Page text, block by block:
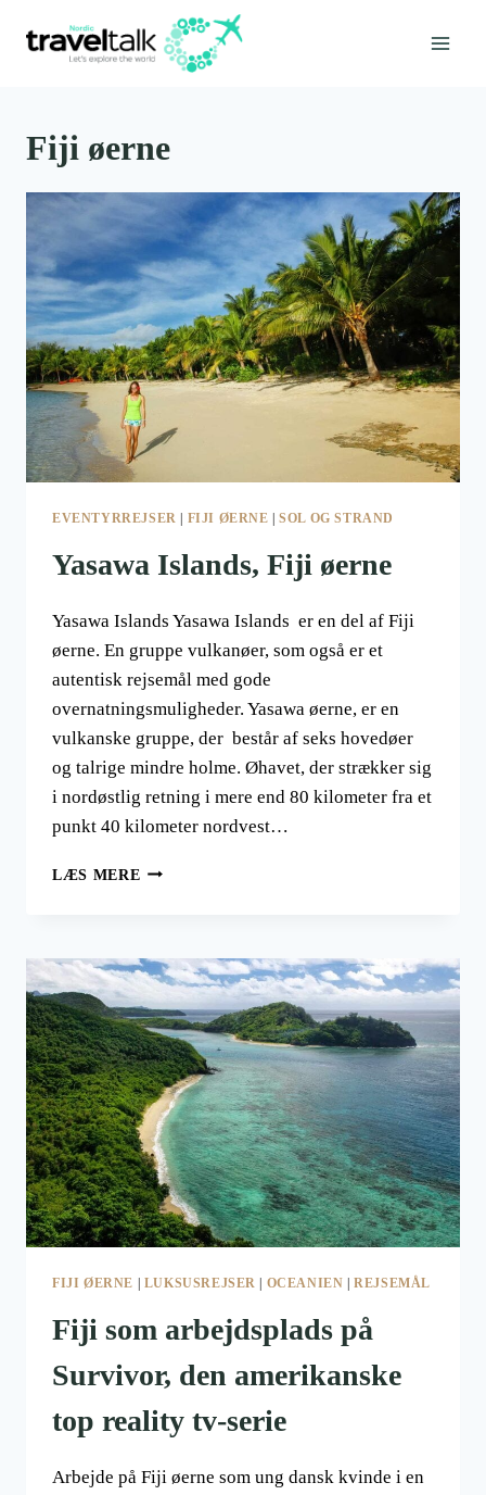
Fiji øerne
EVENTYRREJSER | FIJI ØERNE |SOL OG STRAND
Yasawa Islands, Fiji øerne
Yasawa Islands Yasawa Islands er en del af Fiji
øerne. En gruppe vulkanøer, som også er et
autentisk rejsemål med gode
overnatningsmuligheder. Yasawa øerne, er en
vulkanske gruppe, der består af seks hovedøer
og talrige mindre holme. Øhavet, der strækker sig
i nordøstlig retning i mere end 80 kilometer fra et
punkt 40 kilometer nordvest…
LÆS MERE YASAWA
FIJI ØERNE LUKSUSREJSER OCEANIEN |REJSEMÅL
Fiji som arbejdsplads på
Survivor, den amerikanske
top reality tv-serie
Arbejde på Fiji øerne som ung dansk kvinde i en